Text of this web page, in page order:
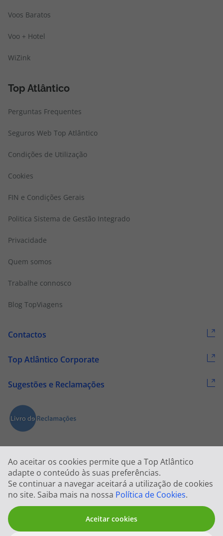
Ao aceitar os cookies permite que a Top Atlântico
adapte o conteúdo às suas preferências.
Se continuar a navegar aceitará a utilização de cookies
no site. Saiba mais na nossa Política de Cookies.
Aceitar cookies
Voos Baratos
Voo + Hotel
WiZink
Top Atlântico
Perguntas Frequentes
Seguros Web Top Atlântico
Condições de Utilização
Cookies
FIN e Condições Gerais
Politica Sistema de Gestão Integrado
Privacidade
Quem somos
Trabalhe connosco
Blog TopViagens
Contactos
Top Atlântico Corporate
Sugestões e Reclamações
2026 © Todos os direitos reservados:Top Atlântico, Viagens e Turismo